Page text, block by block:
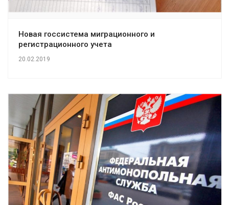
Новая госсистема миграционного и
регистрационного учета
20.02.2019